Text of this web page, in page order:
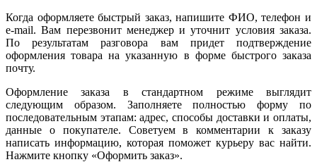
Когда оформляете быстрый заказ, напишите ФИО, телефон и
e-mail. Вам перезвонит менеджер и уточнит условия заказа.
По результатам разговора вам придет подтверждение
оформления товара на указанную в форме быстрого заказа
почту.
Оформление заказа в стандартном режиме выглядит
следующим образом. Заполняете полностью форму по
последовательным этапам: адрес, способы доставки и оплаты,
данные о покупателе. Советуем в комментарии к заказу
написать информацию, которая поможет курьеру вас найти.
Нажмите кнопку «Оформить заказ».